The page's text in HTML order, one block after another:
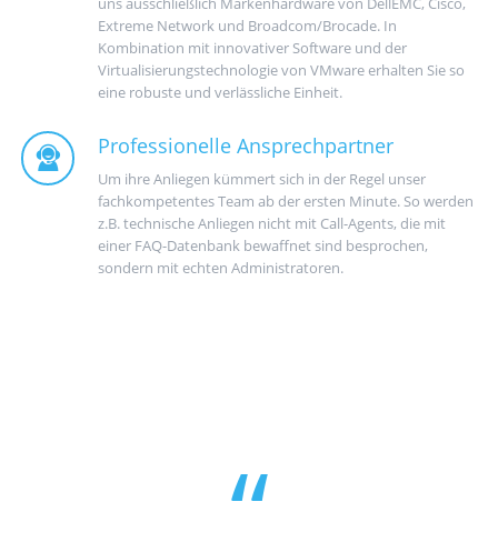
Extreme Network und Broadcom/Brocade. In
Kombination mit innovativer Software und der
Virtualisierungstechnologie von VMware erhalten Sie so
eine robuste und verlässliche Einheit.
Professionelle Ansprechpartner
Um ihre Anliegen kümmert sich in der Regel unser
fachkompetentes Team ab der ersten Minute. So werden
z.B. technische Anliegen nicht mit Call-Agents, die mit
einer FAQ-Datenbank bewaffnet sind besprochen,
sondern mit echten Administratoren.